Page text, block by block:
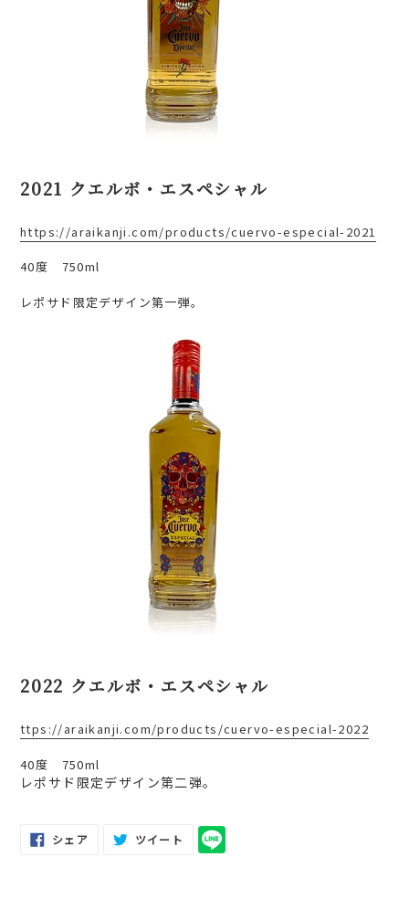
2021 クエルボ・エスペシャル
https://araikanji.com/products/cuervo-especial-2021
40度 750ml
レポサド限定デザイン第一弾。
2022 クエルボ・エスペシャル
ttps://araikanji.com/products/cuervo-especial-2022
40度 750ml
レポサド限定デザイン第二弾。
シェアFACEBOOKツイート TWITTER